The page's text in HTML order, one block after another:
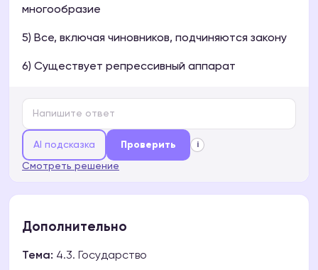
многообразие
5) Все, включая чиновников, подчиняются закону
6) Существует репрессивный аппарат
AI подсказка Проверить i
Смотреть решение
Дополнительно
Тема: 4.3. Государство